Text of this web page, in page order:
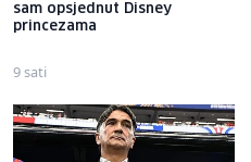
sam opsjednut Disney
princezama
9 sati